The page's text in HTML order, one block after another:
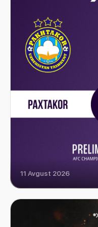
Paxtakor vs Al-Hussein
11 Avgust 2026